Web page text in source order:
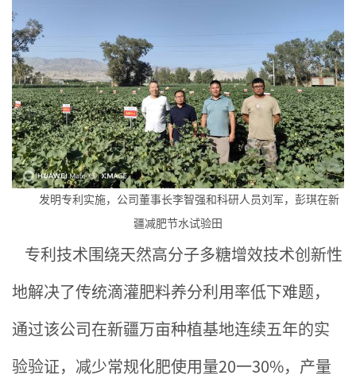
发明专利实施，公司董事长李智强和科研人员刘军，彭琪在新
疆减肥节水试验田
专利技术围绕天然高分子多糖增效技术创新性
地解决了传统滴灌肥料养分利用率低下难题，
通过该公司在新疆万亩种植基地连续五年的实
验验证，减少常规化肥使用量20一30%，产量